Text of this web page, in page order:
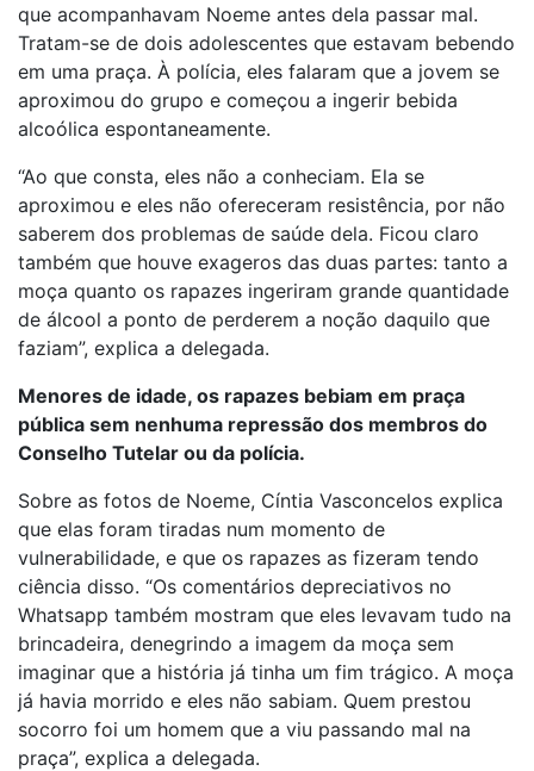
que acompanhavam Noeme antes dela passar mal.
Tratam-se de dois adolescentes que estavam bebendo
em uma praça. À polícia, eles falaram que a jovem se
aproximou do grupo e começou a ingerir bebida
alcoólica espontaneamente.
“Ao que consta, eles não a conheciam. Ela se
aproximou e eles não ofereceram resistência, por não
saberem dos problemas de saúde dela. Ficou claro
também que houve exageros das duas partes: tanto a
moça quanto os rapazes ingeriram grande quantidade
de álcool a ponto de perderem a noção daquilo que
faziam”, explica a delegada.
Menores de idade, os rapazes bebiam em praça
pública sem nenhuma repressão dos membros do
Conselho Tutelar ou da polícia.
Sobre as fotos de Noeme, Cíntia Vasconcelos explica
que elas foram tiradas num momento de
vulnerabilidade, e que os rapazes as fizeram tendo
ciência disso. “Os comentários depreciativos no
Whatsapp também mostram que eles levavam tudo na
brincadeira, denegrindo a imagem da moça sem
imaginar que a história já tinha um fim trágico. A moça
já havia morrido e eles não sabiam. Quem prestou
socorro foi um homem que a viu passando mal na
praça”, explica a delegada.